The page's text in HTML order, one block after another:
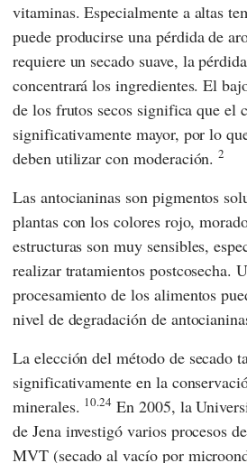
vitaminas. Especialmente a altas
puede producirse una pérdida de
requiere un secado suave, la
concentrará los ingredientes. El
de los frutos secos significa que el
significativamente mayor, por lo
deben utilizar con moderación.2
Las antocianinas son pigmentos
plantas con los colores rojo,
estructuras son muy sensibles,
realizar tratamientos postcosecha.
procesamiento de los alimentos
nivel de degradación de
La elección del método de secado
significativamente en la
minerales. 10.24 En 2005, la
de Jena investigó varios procesos
MVT (secado al vacío por